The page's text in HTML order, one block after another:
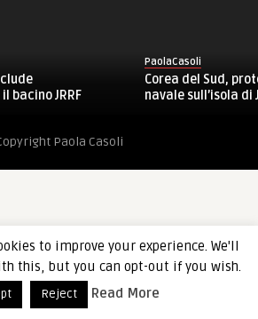
bacino JRRF
PaolaCasoli
Corea del Sud,
navale sull’isola di
Paola Casoli
to improve your experience. We'll
this, but you can opt-out if you wish.
Reject Read More